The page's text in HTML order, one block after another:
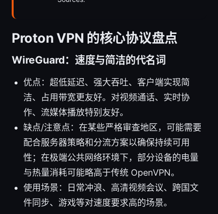
Proton VPN 的核心协议盘点
WireGuard：速度与简洁的代名词
优点：超低延迟、强大吞吐、客户端实现简
洁、占用带宽更友好。对视频通话、实时协
作、流媒体播放特别友好。
缺点/注意点：在某些严格审查地区，可能需要
配合服务器策略和分流方案以确保持续可用
性；在极端公共网络环境下，部分设备的电量
与热量消耗可能略高于传统 OpenVPN。
使用场景：日常冲浪、高清视频会议、跨国文
件同步、游戏等对速度要求高的场景。